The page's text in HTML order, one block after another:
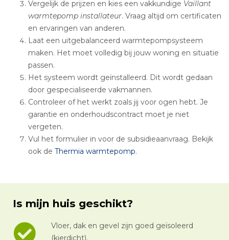
Vergelijk de prijzen en kies een vakkundige Vaillant
warmtepomp installateur. Vraag altijd om certificaten
en ervaringen van anderen.
Laat een uitgebalanceerd warmtepompsysteem
maken. Het moet volledig bij jouw woning en situatie
passen.
Het systeem wordt geïnstalleerd. Dit wordt gedaan
door gespecialiseerde vakmannen.
Controleer of het werkt zoals jij voor ogen hebt. Je
garantie en onderhoudscontract moet je niet
vergeten.
Vul het formulier in voor de subsidieaanvraag. Bekijk
ook de Thermia warmtepomp.
Is mijn huis geschikt?
Vloer, dak en gevel zijn goed geïsoleerd
(kierdicht).